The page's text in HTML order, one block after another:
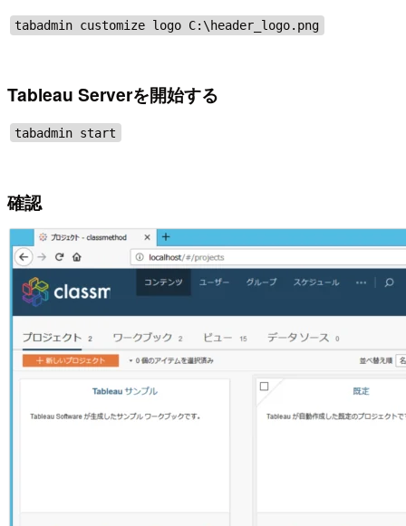
tabadmin customize logo C:\header_logo.png
Tableau Serverを開始する
tabadmin start
確認